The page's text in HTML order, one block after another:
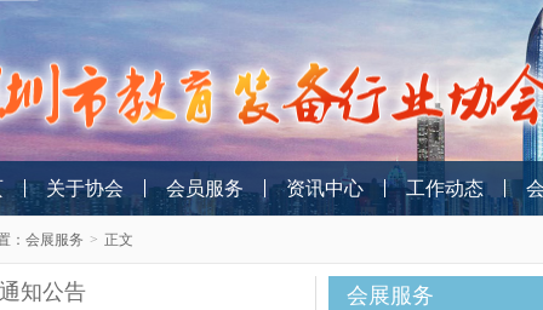
关于协会 会员服务 资讯中心 工作动态
： 会展服务 > 正文
通知公告 会展服务